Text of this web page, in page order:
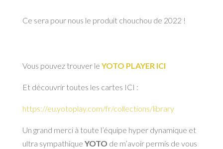
Ce sera pour nous le produit chouchou de 2022 !
Vous pouvez trouver le YOTO PLAYER ICI
Et découvrir toutes les cartes ICI :
https://eu.yotoplay.com/fr/collections/library
Un grand merci à toute l’équipe hyper dynamique et
ultra sympathique YOTO de m’avoir permis de vous